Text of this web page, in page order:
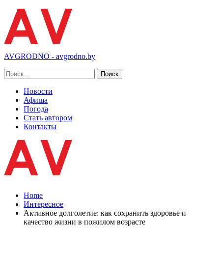
AVGRODNO - avgrodno.by
Новости
Афиша
Погода
Стать автором
Контакты
Home
Интересное
Активное долголетие: как сохранить здоровье и
качество жизни в пожилом возрасте